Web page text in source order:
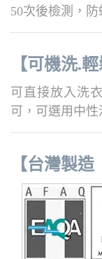
50次後檢測，
【可機洗.
可直接放入洗
可，可選用中性
【台灣製